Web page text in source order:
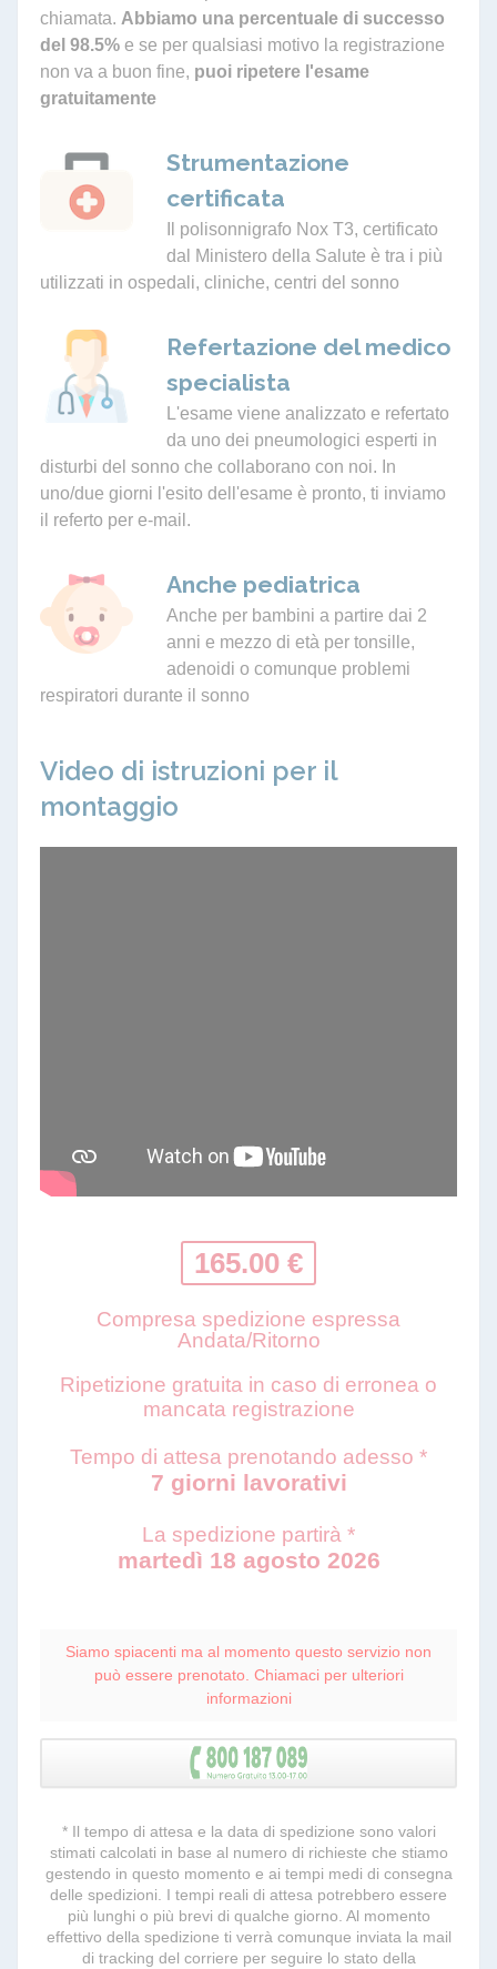
chiamata. Abbiamo una percentuale di successo
del 98.5% e se per qualsiasi motivo la registrazione
non va a buon fine, puoi ripetere l'esame
gratuitamente
Strumentazione
certificata
Il polisonnigrafo Nox T3, certificato
dal Ministero della Salute è tra i più
utilizzati in ospedali, cliniche, centri del sonno
Refertazione del medico
specialista
L'esame viene analizzato e refertato
da uno dei pneumologici esperti in
disturbi del sonno che collaborano con noi. In
uno/due giorni l'esito dell'esame è pronto, ti inviamo
il referto per e-mail.
Anche pediatrica
Anche per bambini a partire dai 2
anni e mezzo di età per tonsille,
adenoidi o comunque problemi
respiratori durante il sonno
Video di istruzioni per il
montaggio
165.00 €
Compresa spedizione espressa
Andata/Ritorno
Ripetizione gratuita in caso di erronea o
mancata registrazione
Tempo di attesa prenotando adesso *
7 giorni lavorativi
La spedizione partirà *
martedì 18 agosto 2026
Siamo spiacenti ma al momento questo servizio non
può essere prenotato. Chiamaci per ulteriori
informazioni
* Il tempo di attesa e la data di spedizione sono valori
stimati calcolati in base al numero di richieste che stiamo
gestendo in questo momento e ai tempi medi di consegna
delle spedizioni. I tempi reali di attesa potrebbero essere
più lunghi o più brevi di qualche giorno. Al momento
effettivo della spedizione ti verrà comunque inviata la mail
di tracking del corriere per seguire lo stato della